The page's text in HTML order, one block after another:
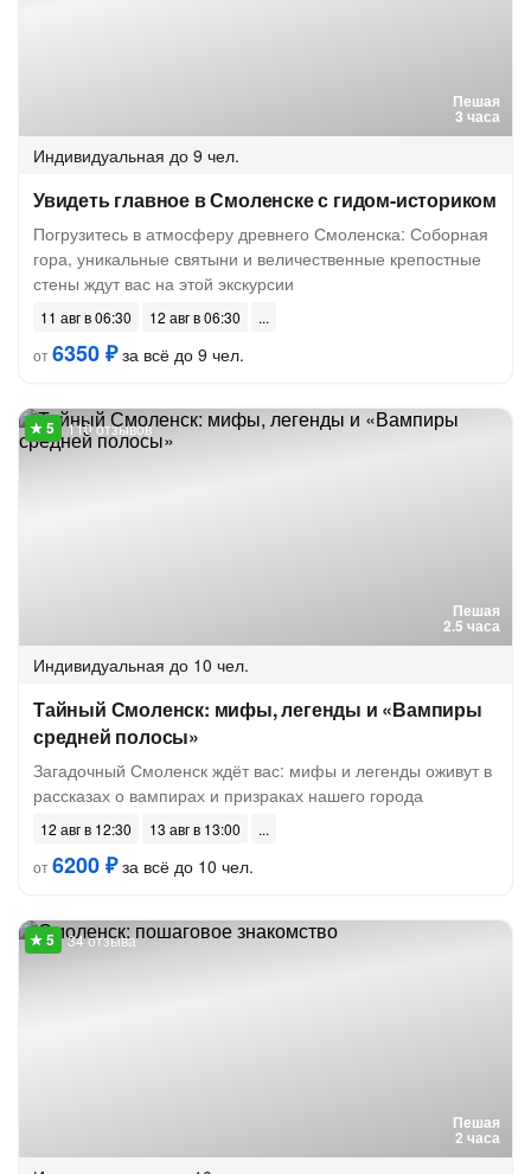
Пешая
3 часа
Индивидуальная до 9 чел.
Увидеть главное в Смоленске с гидом-историком
Погрузитесь в атмосферу древнего Смоленска: Соборная
гора, уникальные святыни и величественные крепостные
стены ждут вас на этой экскурсии
11 авг в 06:30
12 авг в 06:30
от6350 ₽за всё до 9 чел.
Пешая
2.5 часа
110 отзывов
Индивидуальная до 10 чел.
Тайный Смоленск: мифы, легенды и «Вампиры
средней полосы»
Загадочный Смоленск ждёт вас: мифы и легенды оживут в
рассказах о вампирах и призраках нашего города
12 авг в 12:30
13 авг в 13:00
от6200 ₽за всё до 10 чел.
Пешая
2 часа
34 отзыва